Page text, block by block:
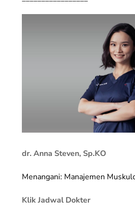
dr. Anna Steven, Sp.KO
Menangani: Manajemen
Klik Jadwal Dokter